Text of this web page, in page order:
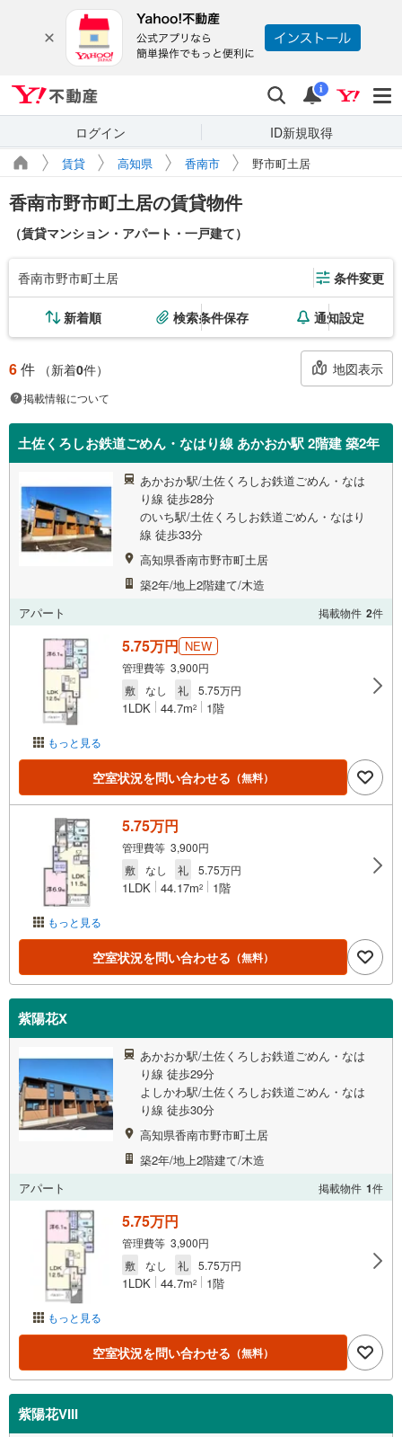
検索 通知
i
ログイン ID新規取得
賃貸 高知県 香南市 野市町土居
香南市野市町土居の賃貸物件
（賃貸マンション・アパート・一戸建て）
香南市野市町土居 条件変更
新着順 検索条件保存 通知設定
6件 （新着0件） 地図表示
掲載情報について
土佐くろしお鉄道ごめん・なはり線 あかおか駅 2階建 築2年
あかおか駅/土佐くろしお鉄道ごめん・なは
り線 徒歩28分
のいち駅/土佐くろしお鉄道ごめん・なはり
線 徒歩33分
高知県香南市野市町土居
築2年/地上2階建て/木造
アパート
掲載物件 2件
もっと見る
5.75万円 NEW
管理費等 3,900円
敷
なし 礼 5.75万円
1LDK 44.7m2 1階
空室状況を問い合わせる （無料）
もっと見る
5.75万円
管理費等 3,900円
敷
なし 礼 5.75万円
1LDK 44.17m2 1階
空室状況を問い合わせる （無料）
紫陽花X
あかおか駅/土佐くろしお鉄道ごめん・なは
り線 徒歩29分
よしかわ駅/土佐くろしお鉄道ごめん・なは
り線 徒歩30分
高知県香南市野市町土居
築2年/地上2階建て/木造
アパート
掲載物件 1件
もっと見る
5.75万円
管理費等 3,900円
敷
なし 礼 5.75万円
1LDK 44.7m2 1階
空室状況を問い合わせる （無料）
紫陽花VIII